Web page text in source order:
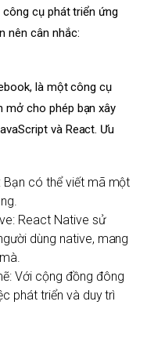
cụ phát triển ứng
nên cân nhắc:
là một công cụ
mở cho phép bạn xây
và React. Ưu
Bạn có thể viết mã một
React Native sử
dùng native, mang
Với cộng đồng đông
phát triển và duy trì